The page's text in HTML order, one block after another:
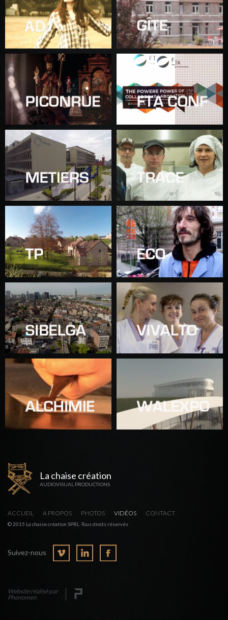
La chaise création
AUDIOVISUAL PRODUCTIONS
ACCUEIL A PROPOS PHOTOS VIDÉOS CONTACT
© 2015 La chaise création SPRL -Tous droits réservés
Suivez-nous
Website réalisé par
Phenomen